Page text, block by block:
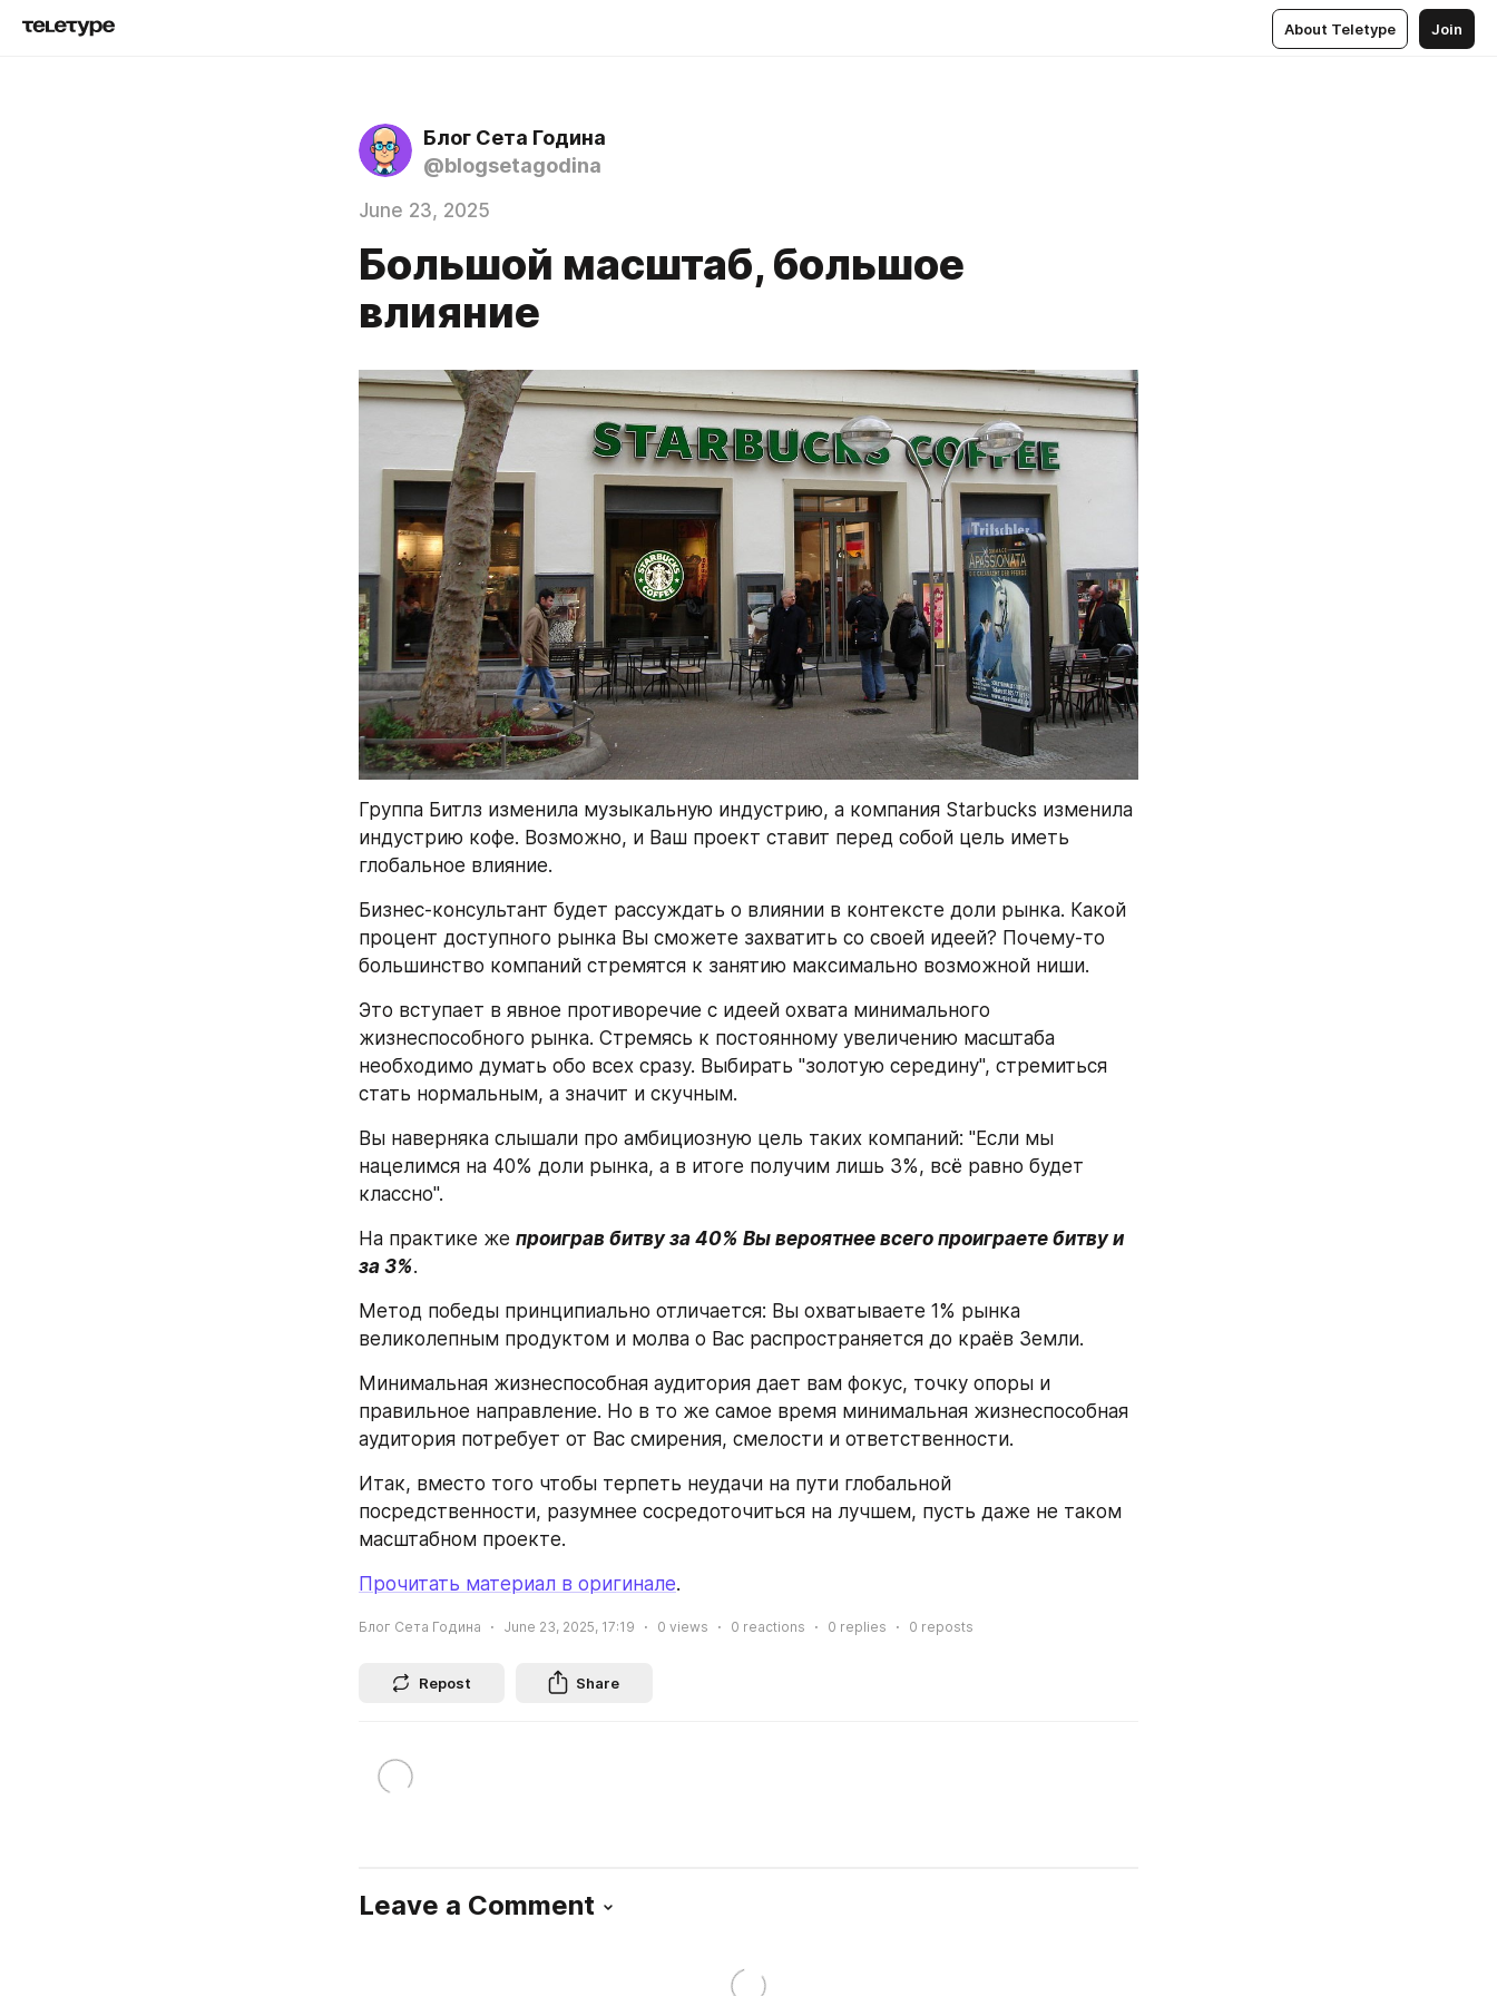
About Teletype Join
Блог Сета Година
@blogsetagodina
June 23, 2025
Большой масштаб, большое
влияние
Группа Битлз изменила музыкальную индустрию, а компания Starbucks изменила
индустрию кофе. Возможно, и Ваш проект ставит перед собой цель иметь
глобальное влияние.
Бизнес-консультант будет рассуждать о влиянии в контексте доли рынка. Какой
процент доступного рынка Вы сможете захватить со своей идеей? Почему-то
большинство компаний стремятся к занятию максимально возможной ниши.
Это вступает в явное противоречие с идеей охвата минимального
жизнеспособного рынка. Стремясь к постоянному увеличению масштаба
необходимо думать обо всех сразу. Выбирать "золотую середину", стремиться
стать нормальным, а значит и скучным.
Вы наверняка слышали про амбициозную цель таких компаний: "Если мы
нацелимся на 40% доли рынка, а в итоге получим лишь 3%, всё равно будет
классно".
На практике же проиграв битву за 40% Вы вероятнее всего проиграете битву и
за 3%.
Метод победы принципиально отличается: Вы охватываете 1% рынка
великолепным продуктом и молва о Вас распространяется до краёв Земли.
Минимальная жизнеспособная аудитория дает вам фокус, точку опоры и
правильное направление. Но в то же самое время минимальная жизнеспособная
аудитория потребует от Вас смирения, смелости и ответственности.
Итак, вместо того чтобы терпеть неудачи на пути глобальной
посредственности, разумнее сосредоточиться на лучшем, пусть даже не таком
масштабном проекте.
Прочитать материал в оригинале.
Блог Сета Година June 23, 2025, 17:19 0 views 0 reactions 0 replies 0 reposts
Repost Share
Leave a Comment